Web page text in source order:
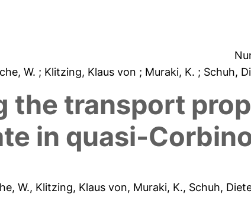
W. ; Klitzing, Klaus von ; Muraki, K. ; Schuh,
the transport
in quasi-
W., Klitzing, Klaus von, Muraki, K., Schuh,